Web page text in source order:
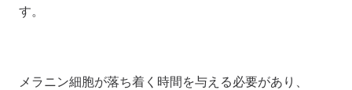
す。
メラニン細胞が落ち着く時間を与える必要があり、